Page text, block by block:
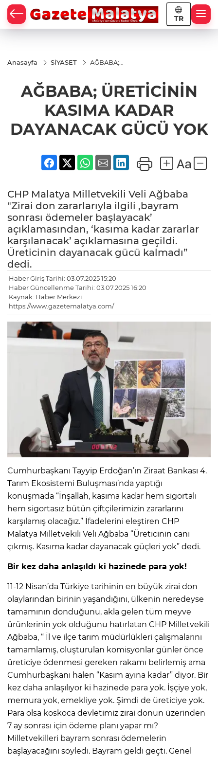
TR
Anasayfa SİYASET
AĞBABA;
KADAR
DAYANACAK
GÜCÜ YOK
AĞBABA; ÜRETİCİNİN
KASIMA KADAR
DAYANACAK GÜCÜ YOK
CHP Malatya Milletvekili Veli Ağbaba
"Zirai don zararlarıyla ilgili ,bayram
sonrası ödemeler başlayacak’
açıklamasından, ‘kasıma kadar zararlar
karşılanacak’ açıklamasına geçildi.
Üreticinin dayanacak gücü kalmadı”
dedi.
Haber Giriş Tarihi: 03.07.2025 15:20
Haber Güncellenme Tarihi: 03.07.2025 16:20
Kaynak: Haber Merkezi
https://www.gazetemalatya.com/
Cumhurbaşkanı Tayyip Erdoğan’ın Ziraat Bankası 4.
Tarım Ekosistemi Buluşması’nda yaptığı
konuşmada “İnşallah, kasıma kadar hem sigortalı
hem sigortasız bütün çiftçilerimizin zararlarını
karşılamış olacağız.” İfadelerini eleştiren CHP
Malatya Milletvekili Veli Ağbaba “Üreticinin canı
çıkmış. Kasıma kadar dayanacak güçleri yok” dedi.
Bir kez daha anlaşıldı ki hazinede para yok!
11-12 Nisan’da Türkiye tarihinin en büyük zirai don
olaylarından birinin yaşandığını, ülkenin neredeyse
tamamının donduğunu, akla gelen tüm meyve
ürünlerinin yok olduğunu hatırlatan CHP Milletvekili
Ağbaba, “ İl ve ilçe tarım müdürlükleri çalışmalarını
tamamlamış, oluşturulan komisyonlar günler önce
üreticiye ödenmesi gereken rakamı belirlemiş ama
Cumhurbaşkanı halen “Kasım ayına kadar” diyor. Bir
kez daha anlaşılıyor ki hazinede para yok. İşçiye yok,
memura yok, emekliye yok. Şimdi de üreticiye yok.
Para olsa koskoca devletimiz zirai donun üzerinden
7 ay sonrası için ödeme planı yapar mı?
Milletvekilleri bayram sonrası ödemelerin
başlayacağını söyledi. Bayram geldi geçti. Genel